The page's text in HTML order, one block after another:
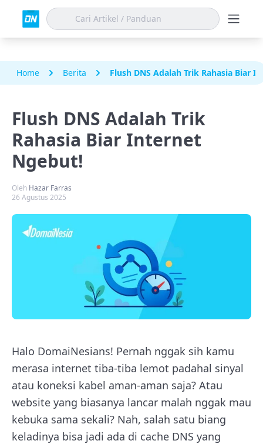
Home Berita Flush DNS Adalah Trik Rahasia Biar
Flush DNS Adalah Trik
Rahasia Biar Internet
Ngebut!
Oleh Hazar Farras
26 Agustus 2025
Halo DomaiNesians! Pernah nggak sih kamu
merasa internet tiba-tiba lemot padahal sinyal
atau koneksi kabel aman-aman saja? Atau
website yang biasanya lancar malah nggak mau
kebuka sama sekali? Nah, salah satu biang
keladinya bisa jadi ada di cache DNS yang